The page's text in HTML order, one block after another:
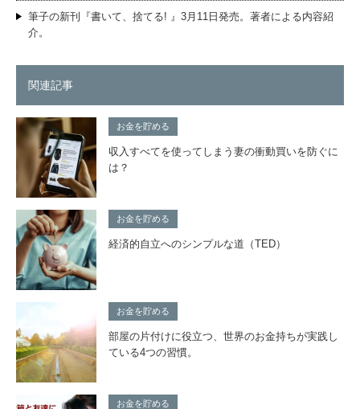
筆子の新刊『書いて、捨てる! 』3月11日発売。著者による内容紹
介。
関連記事
お金を貯める
収入すべてを使ってしまう妻の衝動買いを防ぐに
は？
お金を貯める
経済的自立へのシンプルな道（TED）
お金を貯める
部屋の片付けに役立つ、世界のお金持ちが実践し
ている4つの習慣。
お金を貯める